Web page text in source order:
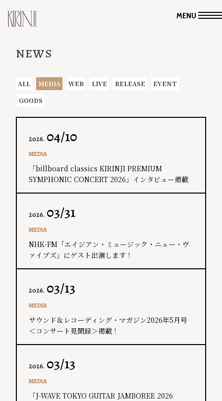
MENU
NEWS
ALL MEDIA WEB LIVE RELEASE
EVENT
GOODS
2026. 04/10
MEDIA
「billboard classics KIRINJI PREMIUM
SYMPHONIC CONCERT 2026」インタビュー掲載
2026. 03/31
MEDIA
NHK-FM「エイジアン・ミュージック・ニュー・ヴ
ァイブズ」にゲスト出演します！
2026. 03/13
MEDIA
サウンド＆レコーディング・マガジン2026年5月号
＜コンサート見聞録＞掲載！
2026. 03/13
MEDIA
「J-WAVE TOKYO GUITAR JAMBOREE 2026